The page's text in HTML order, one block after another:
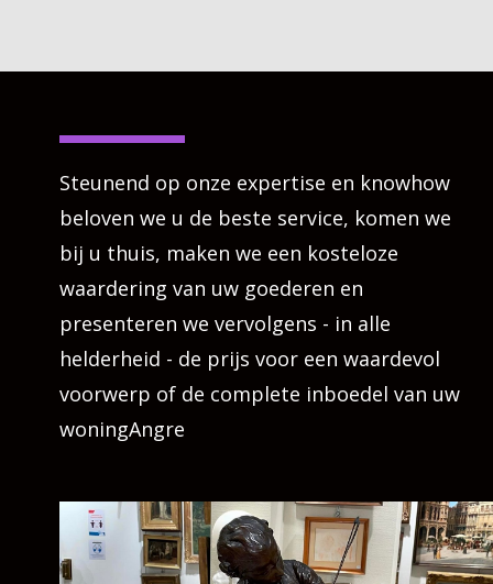
Steunend op onze expertise en knowhow
beloven we u de beste service, komen we
bij u thuis, maken we een kosteloze
waardering van uw goederen en
presenteren we vervolgens - in alle
helderheid - de prijs voor een waardevol
voorwerp of de complete inboedel van uw
woningAngre